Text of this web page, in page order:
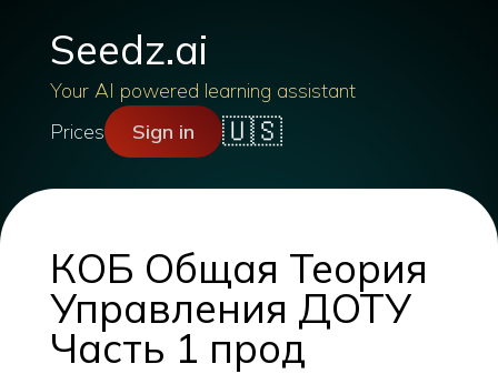
Seedz.ai
Your AI powered learning assistant
Prices
Sign in 🇺🇸
КОБ Общая Теория
Управления ДОТУ
Часть 1 прод